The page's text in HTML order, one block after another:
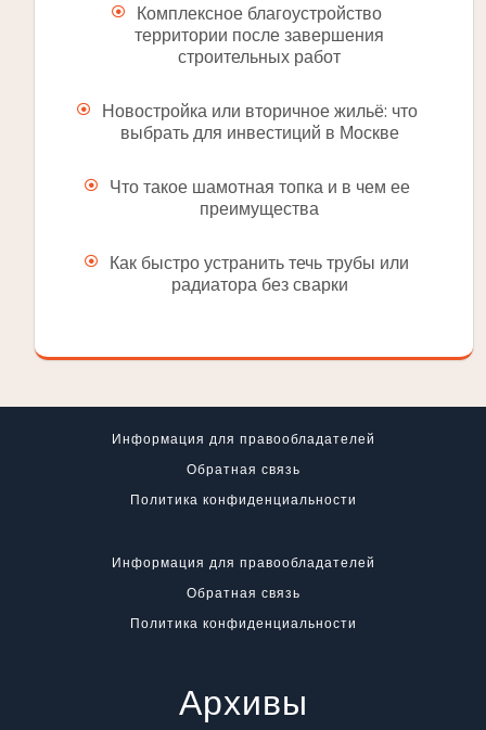
Комплексное благоустройство
территории после завершения
строительных работ
Новостройка или вторичное жильё: что
выбрать для инвестиций в Москве
Что такое шамотная топка и в чем ее
преимущества
Как быстро устранить течь трубы или
радиатора без сварки
Информация для правообладателей
Обратная связь
Политика конфиденциальности
Информация для правообладателей
Обратная связь
Политика конфиденциальности
Архивы